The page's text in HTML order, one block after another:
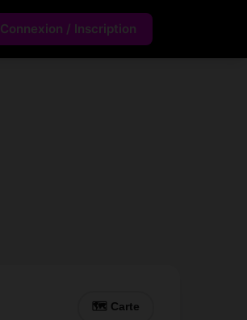
Connexion / Inscription
🗺 Carte